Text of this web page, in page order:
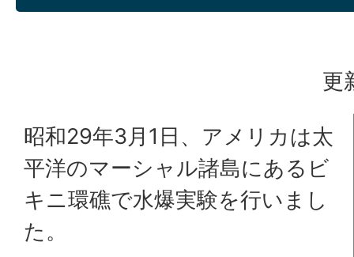
更
昭和29年3月1日、アメリカは太
平洋のマーシャル諸島にあるビ
キニ環礁で水爆実験を行いまし
た。